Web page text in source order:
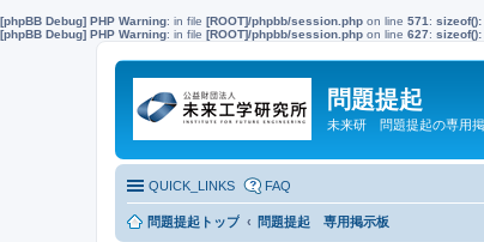
[phpBB Debug] PHP Warning: in file [ROOT]/phpbb/session.php on line 571 :
[phpBB Debug] PHP Warning: in file [ROOT]/phpbb/session.php on line 627:
問題提起
未来研 問題提起の専用
QUICK_LINKS FAQ
問題提起トップ 問題提起 専用掲示板